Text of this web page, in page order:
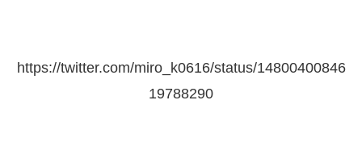
https://twitter.com/miro_k0616/status/14800400846
19788290